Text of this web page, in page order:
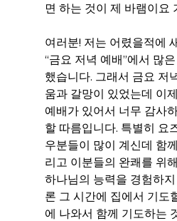
면 하는 것이 제 바램이요
여러분! 저는 어렸을적에
“금요 저녁 예배”에서 많
했습니다. 그래서 금요 저
움과 갈망이 있었는데 이
예배가 있어서 너무 감사
할 따름입니다. 특별히 요
우분들이 많이 계신데 함
리고 이분들의 완쾌를 위
하나님의 능력을 경험하
론 그 시간에 집에서 기도
에 나와서 함께 기도하는